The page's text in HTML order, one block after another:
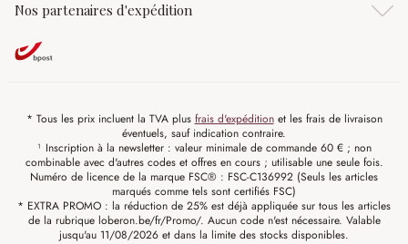
Nos partenaires d'expédition
* Tous les prix incluent la TVA plus frais d'expéditionet les frais de livraison
éventuels, sauf indication contraire.
¹ Inscription à la newsletter : valeur minimale de commande 60 € ; non
combinable avec d'autres codes et offres en cours ; utilisable une seule fois.
Numéro de licence de la marque FSC® : FSC-C136992 (Seuls les articles
marqués comme tels sont certifiés FSC)
* EXTRA PROMO : la réduction de 25% est déjà appliquée sur tous les articles
de la rubrique loberon.be/fr/Promo/. Aucun code n'est nécessaire. Valable
jusqu'au 11/08/2026 et dans la limite des stocks disponibles.